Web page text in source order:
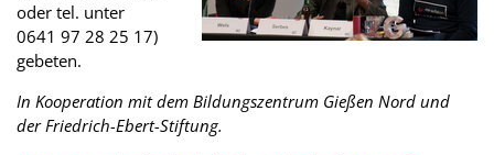
oder tel. unter
0641 97 28 25 17)
gebeten.
In Kooperation mit dem Bildungszentrum Gießen Nord und
der Friedrich-Ebert-Stiftung.